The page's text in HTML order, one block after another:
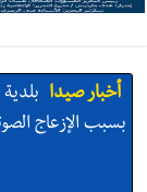
أخبار صيدا
بسبب الإزعاج